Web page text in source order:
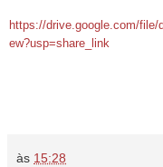
https://drive.google.com/file/
ew?usp=share_link
às 15:28